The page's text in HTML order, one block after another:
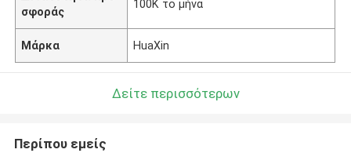
σφοράς
100K το μήνα
Μάρκα HuaXin
Δείτε περισσότερων
Περίπου εμείς